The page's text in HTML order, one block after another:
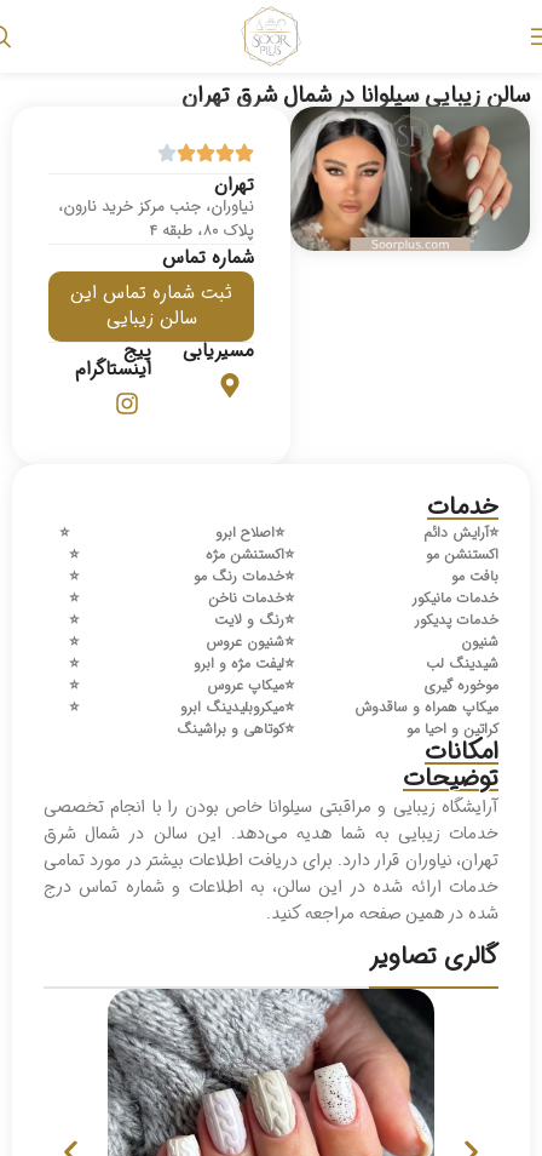
سالن زیبایی سیلوانا در شمال شرق تهران
تهران
نیاوران، جنب مرکز خرید نارون،
پلاک ۸۰، طبقه ۴
شماره تماس
ثبت شماره تماس این
سالن زیبایی
مسیریابی
پیج
اینستاگرام
خدمات
⭐️آرایش دائم ⭐️اصلاح ابرو
⭐️
اکستنشن مو
⭐️اکستنشن مژه
⭐️
بافت مو
⭐️خدمات رنگ مو
⭐️
خدمات مانیکور
⭐️خدمات ناخن
⭐️
خدمات پدیکور
⭐️رنگ و لایت
⭐️
شنیون
⭐️شنیون عروس
⭐️
شیدینگ لب
⭐️لیفت مژه و ابرو
⭐️
موخوره گیری
⭐️میکاپ عروس
⭐️
میکاپ همراه و ساقدوش
⭐️میکروبلیدینگ ابرو
⭐️
کراتین و احیا مو
⭐️کوتاهی و براشینگ
امکانات
توضیحات
آرایشگاه زیبایی و مراقبتی سیلوانا خاص بودن را با انجام تخصصی
خدمات زیبایی به شما هدیه می‌دهد. این سالن در شمال شرق
تهران، نیاوران قرار دارد. برای دریافت اطلاعات بیشتر در مورد تمامی
خدمات ارائه شده در این سالن، به اطلاعات و شماره تماس درج
شده در همین صفحه مراجعه کنید.
گالری تصاویر